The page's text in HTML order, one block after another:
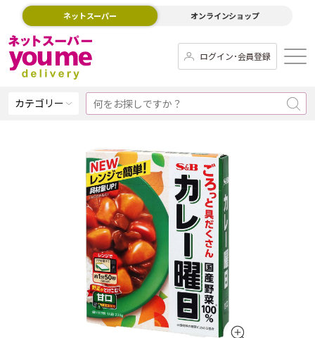
ネットスーパー オンラインショップ
ログイン･会員登録
カテゴリー